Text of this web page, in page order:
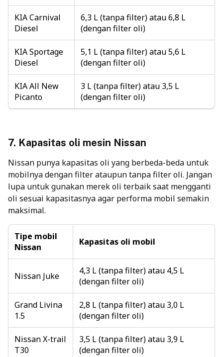
KIA Carnival
Diesel
6,3 L (tanpa filter) atau 6,8 L
(dengan filter oli)
KIA Sportage
Diesel
5,1 L (tanpa filter) atau 5,6 L
(dengan filter oli)
KIA All New
Picanto
3 L (tanpa filter) atau 3,5 L
(dengan filter oli)
7. Kapasitas oli mesin Nissan
Nissan punya kapasitas oli yang berbeda-beda untuk
mobilnya dengan filter ataupun tanpa filter oli. Jangan
lupa untuk gunakan merek oli terbaik saat mengganti
oli sesuai kapasitasnya agar performa mobil semakin
maksimal.
Tipe mobil
Nissan
Kapasitas oli mobil
Nissan Juke
4,3 L (tanpa filter) atau 4,5 L
(dengan filter oli)
Grand Livina
1.5
2,8 L (tanpa filter) atau 3,0 L
(dengan filter oli)
Nissan X-trail
T30
3,5 L (tanpa filter) atau 3,9 L
(dengan filter oli)